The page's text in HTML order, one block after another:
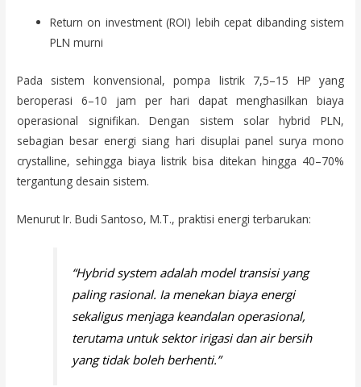
Return on investment (ROI) lebih cepat dibanding sistem
PLN murni
Pada sistem konvensional, pompa listrik 7,5–15 HP yang
beroperasi 6–10 jam per hari dapat menghasilkan biaya
operasional signifikan. Dengan sistem solar hybrid PLN,
sebagian besar energi siang hari disuplai panel surya mono
crystalline, sehingga biaya listrik bisa ditekan hingga 40–70%
tergantung desain sistem.
Menurut Ir. Budi Santoso, M.T., praktisi energi terbarukan:
“Hybrid system adalah model transisi yang
paling rasional. Ia menekan biaya energi
sekaligus menjaga keandalan operasional,
terutama untuk sektor irigasi dan air bersih
yang tidak boleh berhenti.”